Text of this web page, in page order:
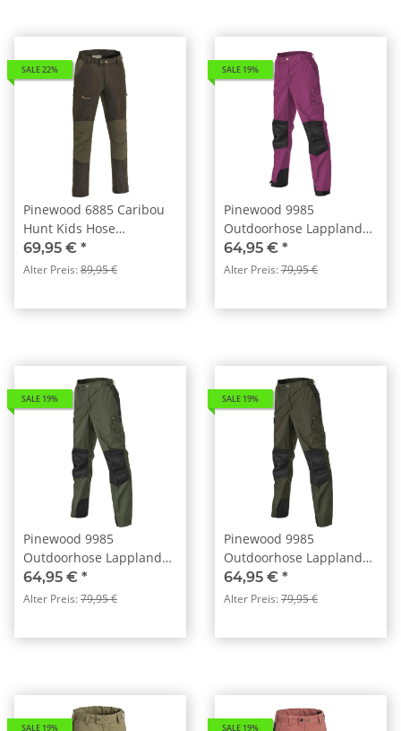
SALE 22%
Pinewood 6885 Caribou
Hunt Kids Hose
Wildlederbraun(244)
69,95 € *
Alter Preis:89,95 €
SALE 19%
Pinewood 9985
Outdoorhose Lappland
Kids Fuchsia/Schwarz
(527)
64,95 € *
Alter Preis:79,95 €
SALE 19%
Pinewood 9985
Outdoorhose Lappland
Kids Midgreen/Schwarz
(138)
64,95 € *
Alter Preis:79,95 €
SALE 19%
Pinewood 9985
Outdoorhose Lappland
Kids Moosgrün / Schwarz
(153)
64,95 € *
Alter Preis:79,95 €
SALE 19% SALE 19%